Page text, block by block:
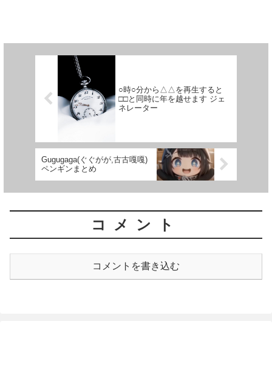
○時○分から△△を再生すると
□□と同時に年を越せます ジェ
ネレーター
Gugugaga(ぐぐがが,古古嘎嘎)
ペンギンまとめ
コメント
コメントを書き込む